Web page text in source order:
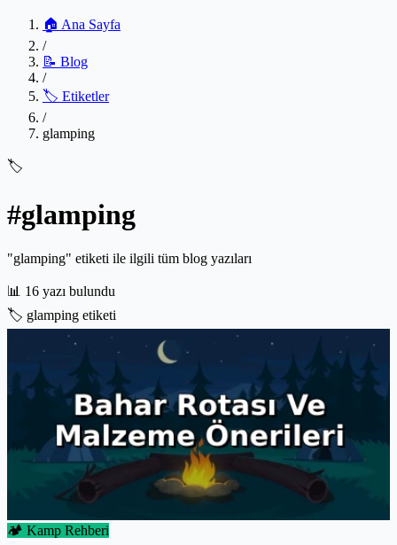
🏠 Ana Sayfa
/
📝 Blog
/
🏷️ Etiketler
/
glamping
🏷️
#glamping
"glamping" etiketi ile ilgili tüm blog yazıları
📊 16 yazı bulundu
🏷️ glamping etiketi
🏕️ Kamp Rehberi